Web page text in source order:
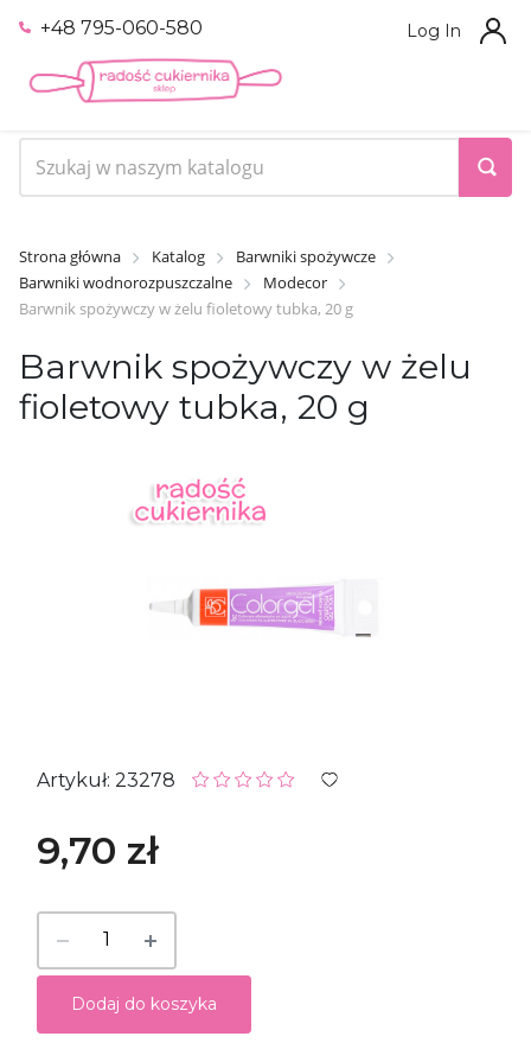
+48 795-060-580 Log In
Strona główna Katalog
Barwniki spożywcze
Barwniki wodnorozpuszczalne
Modecor
Barwnik spożywczy w żelu fioletowy tubka, 20 g
Barwnik spożywczy w żelu
fioletowy tubka, 20 g
Artykuł: 23278
9,70 zł
Dodaj do koszyka